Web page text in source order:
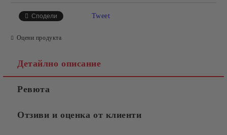
Сподели Tweet
Оцени продукта
Детайлно описание
Ревюта
Отзиви и оценка от клиенти